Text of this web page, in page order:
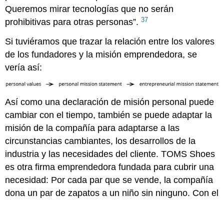
Queremos mirar tecnologías que no serán
prohibitivas para otras personas”.37
Si tuviéramos que trazar la relación entre los valores
de los fundadores y la misión emprendedora, se
vería así:
Así como una declaración de misión personal puede
cambiar con el tiempo, también se puede adaptar la
misión de la compañía para adaptarse a las
circunstancias cambiantes, los desarrollos de la
industria y las necesidades del cliente. TOMS Shoes
es otra firma emprendedora fundada para cubrir una
necesidad: Por cada par que se vende, la compañía
dona un par de zapatos a un niño sin ninguno. Con el